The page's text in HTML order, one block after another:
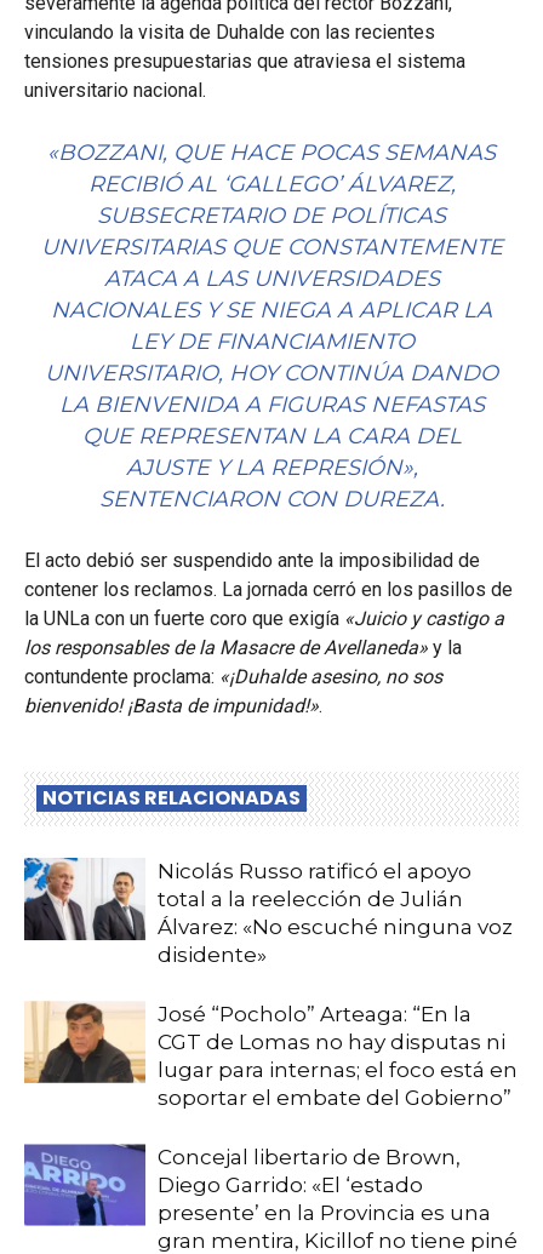
vinculando la visita de Duhalde con las recientes
tensiones presupuestarias que atraviesa el sistema
universitario nacional.
«BOZZANI, QUE HACE POCAS SEMANAS
RECIBIÓ AL ‘GALLEGO’ ÁLVAREZ,
SUBSECRETARIO DE POLÍTICAS
UNIVERSITARIAS QUE CONSTANTEMENTE
ATACA A LAS UNIVERSIDADES
NACIONALES Y SE NIEGA A APLICAR LA
LEY DE FINANCIAMIENTO
UNIVERSITARIO, HOY CONTINÚA DANDO
LA BIENVENIDA A FIGURAS NEFASTAS
QUE REPRESENTAN LA CARA DEL
AJUSTE Y LA REPRESIÓN»,
SENTENCIARON CON DUREZA.
El acto debió ser suspendido ante la imposibilidad de
contener los reclamos. La jornada cerró en los pasillos de
la UNLa con un fuerte coro que exigía «Juicio y castigo a
los responsables de la Masacre de Avellaneda» y la
contundente proclama: «¡Duhalde asesino, no sos
bienvenido! ¡Basta de impunidad!».
NOTICIAS RELACIONADAS
Nicolás Russo ratificó el apoyo
total a la reelección de Julián
Álvarez: «No escuché ninguna voz
disidente»
José “Pocholo” Arteaga: “En la
CGT de Lomas no hay disputas ni
lugar para internas; el foco está en
soportar el embate del Gobierno”
Concejal libertario de Brown,
Diego Garrido: «El ‘estado
presente’ en la Provincia es una
gran mentira, Kicillof no tiene piné